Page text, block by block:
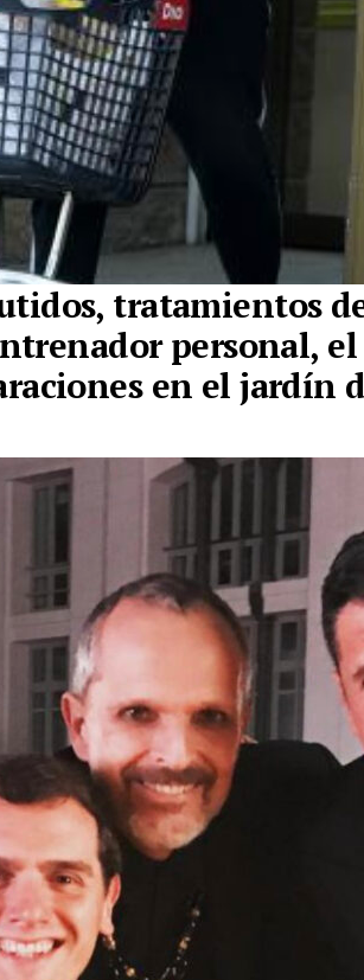
tratamientos
personal,
en el jardín